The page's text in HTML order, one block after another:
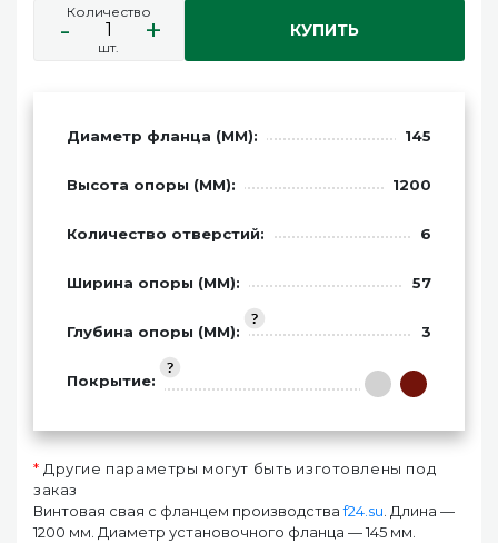
Количество
- +
шт.
КУПИТЬ
Диаметр фланца (ММ): 145
Высота опоры (ММ): 1200
Количество отверстий: 6
Ширина опоры (ММ): 57
Глубина опоры (ММ): 3
Покрытие:
* Другие параметры могут быть изготовлены под
заказ
Винтовая свая с фланцем производстваf24.su . Длина —
1200 мм. Диаметр установочного фланца — 145 мм.